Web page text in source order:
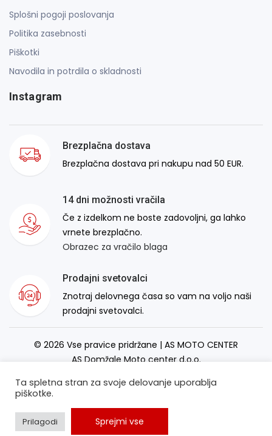
Splošni pogoji poslovanja
Politika zasebnosti
Piškotki
Navodila in potrdila o skladnosti
Instagram
Brezplačna dostava
Brezplačna dostava pri nakupu nad 50 EUR.
14 dni možnosti vračila
Če z izdelkom ne boste zadovoljni, ga lahko
vrnete brezplačno.
Obrazec za vračilo blaga
Prodajni svetovalci
Znotraj delovnega časa so vam na voljo naši
prodajni svetovalci.
© 2026 Vse pravice pridržane | AS MOTO CENTER
AS Domžale Moto center d.o.o.
Ta spletna stran za svoje delovanje uporablja
piškotke.
Prilagodi Sprejmi vse